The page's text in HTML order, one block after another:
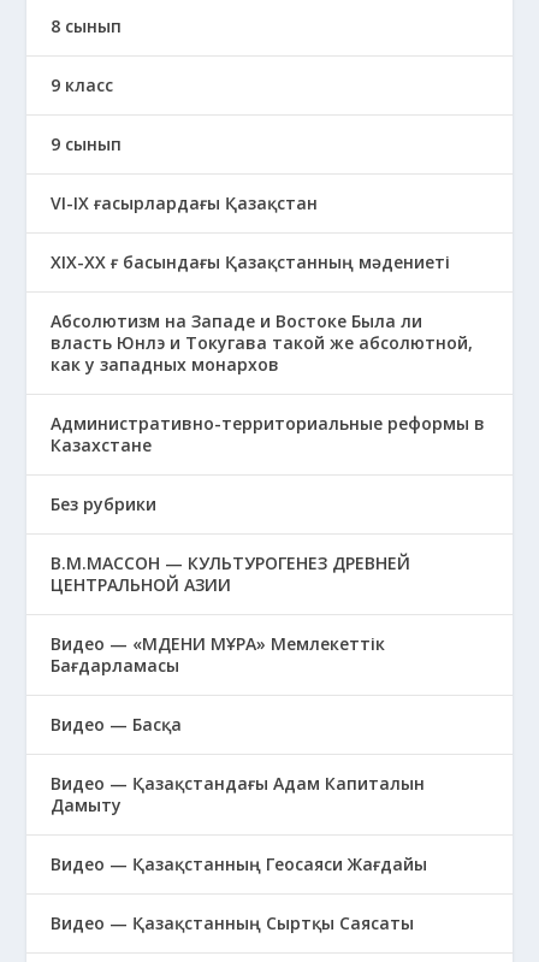
8 сынып
9 класс
9 сынып
VI-IX ғасырлардағы Қазақстан
XIХ-XX ғ басындағы Қазақстанның мәдениеті
Абсолютизм на Западе и Востоке Была ли
власть Юнлэ и Токугава такой же абсолютной,
как у западных монархов
Административно-территориальные реформы в
Казахстане
Без рубрики
В.М.МАССОН — КУЛЬТУРОГЕНЕЗ ДРЕВНЕЙ
ЦЕНТРАЛЬНОЙ АЗИИ
Видео — «МӘДЕНИ МҰРА» Мемлекеттік
Бағдарламасы
Видео — Басқа
Видео — Қазақстандағы Адам Капиталын
Дамыту
Видео — Қазақстанның Геосаяси Жағдайы
Видео — Қазақстанның Сыртқы Саясаты